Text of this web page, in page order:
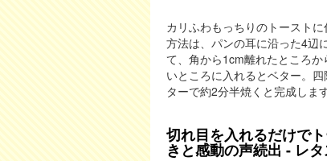
カリふわもっちりのトースト
方法は、パンの耳に沿った4辺
て、角から1cm離れたところ
いところに入れるとベター。
ターで約2分半焼くと完成します
切れ目を入れるだけで
きと感動の声続出 - レ